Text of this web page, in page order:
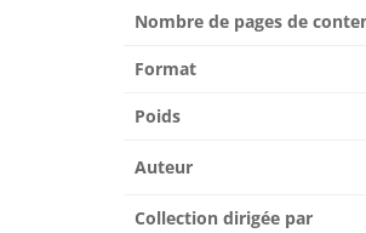
Nombre de pages de
Format
Poids
Auteur
Collection dirigée par